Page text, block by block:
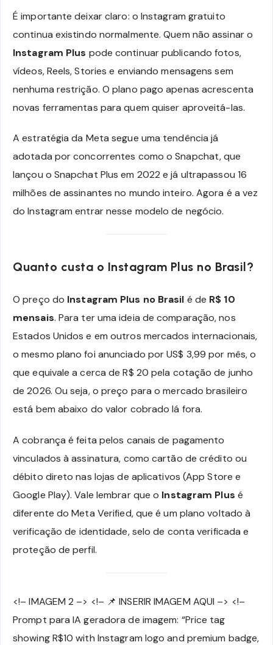
É importante deixar claro: o Instagram gratuito
continua existindo normalmente. Quem não assinar o
Instagram Plus pode continuar publicando fotos,
vídeos, Reels, Stories e enviando mensagens sem
nenhuma restrição. O plano pago apenas acrescenta
novas ferramentas para quem quiser aproveitá-las.
A estratégia da Meta segue uma tendência já
adotada por concorrentes como o Snapchat, que
lançou o Snapchat Plus em 2022 e já ultrapassou 16
milhões de assinantes no mundo inteiro. Agora é a vez
do Instagram entrar nesse modelo de negócio.
Quanto custa o Instagram Plus no Brasil?
O preço do Instagram Plus no Brasil é de R$ 10
mensais. Para ter uma ideia de comparação, nos
Estados Unidos e em outros mercados internacionais,
o mesmo plano foi anunciado por US$ 3,99 por mês, o
que equivale a cerca de R$ 20 pela cotação de junho
de 2026. Ou seja, o preço para o mercado brasileiro
está bem abaixo do valor cobrado lá fora.
A cobrança é feita pelos canais de pagamento
vinculados à assinatura, como cartão de crédito ou
débito direto nas lojas de aplicativos (App Store e
Google Play). Vale lembrar que o Instagram Plus é
diferente do Meta Verified, que é um plano voltado à
verificação de identidade, selo de conta verificada e
proteção de perfil.
<!– IMAGEM 2 –> <!– 📌 INSERIR IMAGEM AQUI –> <!–
Prompt para IA geradora de imagem: “Price tag
showing R$10 with Instagram logo and premium badge,